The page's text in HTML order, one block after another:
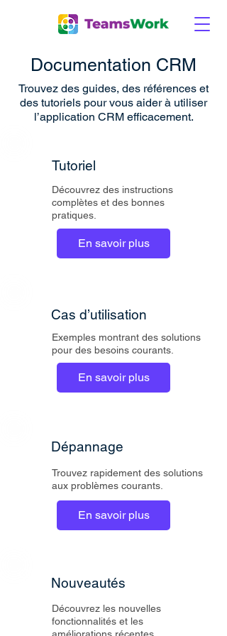
Documentation CRM
Trouvez des guides, des références et
des tutoriels pour vous aider à utiliser
l’application CRM efficacement.
Tutoriel
Découvrez des instructions
complètes et des bonnes
pratiques.
En savoir plus
Cas d’utilisation
Exemples montrant des solutions
pour des besoins courants.
En savoir plus
Dépannage
Trouvez rapidement des solutions
aux problèmes courants.
En savoir plus
Nouveautés
Découvrez les nouvelles
fonctionnalités et les